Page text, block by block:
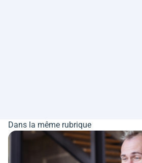
Dans la même rubrique